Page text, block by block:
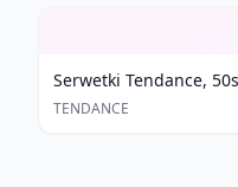
TENDANCE